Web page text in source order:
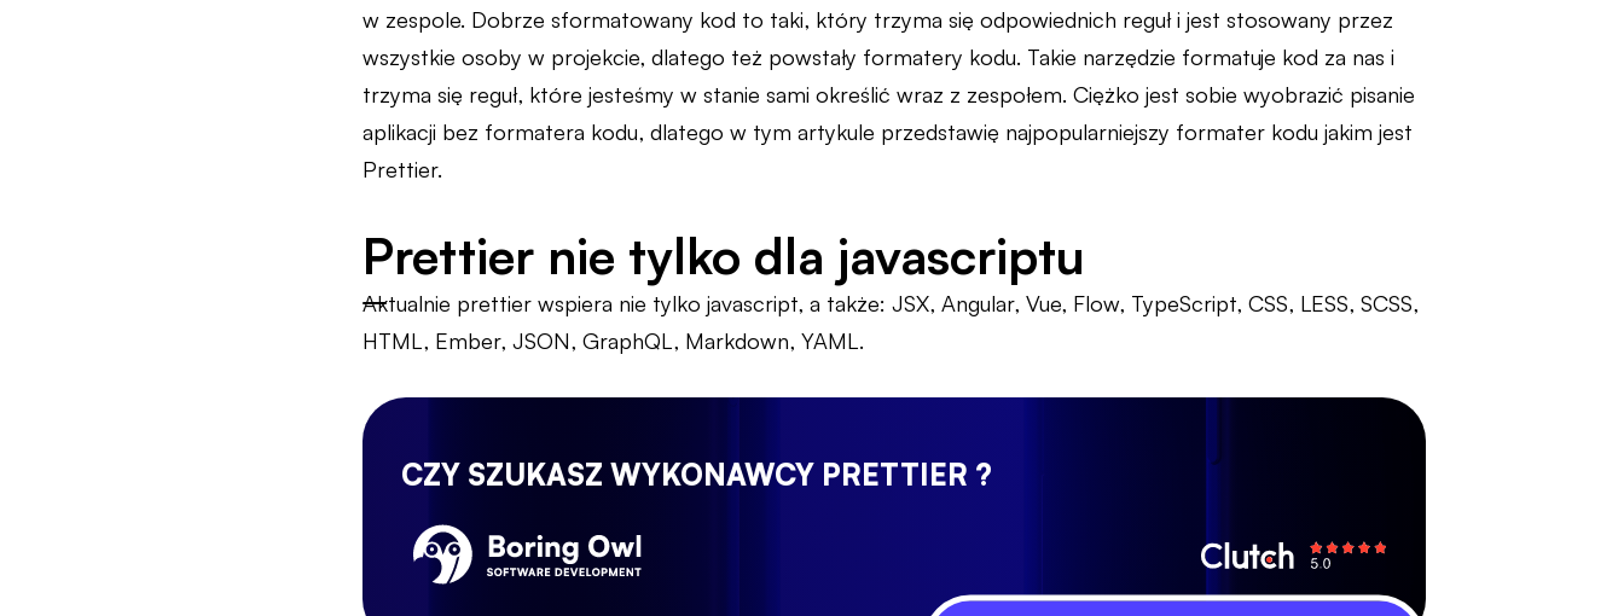
w zespole. Dobrze sformatowany kod to taki, który trzyma się odpowiednich reguł i jest stosowany przez
wszystkie osoby w projekcie, dlatego też powstały formatery kodu. Takie narzędzie formatuje kod za nas i
trzyma się reguł, które jesteśmy w stanie sami określić wraz z zespołem. Ciężko jest sobie wyobrazić pisanie
aplikacji bez formatera kodu, dlatego w tym artykule przedstawię najpopularniejszy formater kodu jakim jest
Prettier.
Prettier nie tylko dla javascriptu
Aktualnie prettier wspiera nie tylko javascript, a także: JSX, Angular, Vue, Flow, TypeScript, CSS, LESS, SCSS,
HTML, Ember, JSON, GraphQL, Markdown, YAML.
CZY SZUKASZ WYKONAWCY PRETTIER ?